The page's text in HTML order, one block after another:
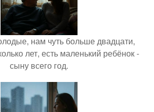
нам чуть больше двадцати,
лет, есть маленький ребёнок -
сыну всего год.